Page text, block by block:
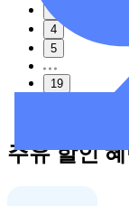
4
5
19
주유 할인